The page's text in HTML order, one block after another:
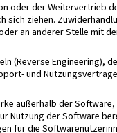
oder der Weitervertrieb
ziehen.
an anderer Stelle mit
(Reverse Engineering),
und
außerhalb der
der Software
für die